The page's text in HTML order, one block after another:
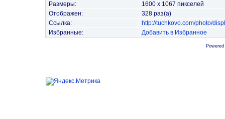
Размеры:
1600 x 1067 пикселей
Отображен:
328 раз(а)
Ссылка:
http://tuchkovo.com/photo/
Избранные:
Добавить в Избранное